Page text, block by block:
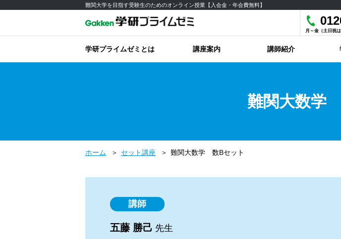
難関大学を目指す受験生のためのオンライン授業【入会金・年会費無料】
月～金（土日祝
学研プライムゼミとは 講座案内 講師紹介
難関大数学
ホーム セット講座 難関大数学 数Bセット
講師
五藤 勝己 先生